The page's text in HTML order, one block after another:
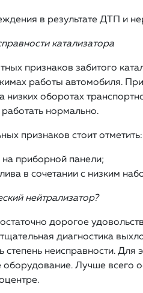
в результате ДТП и
катализатора
признаков забитого
работы автомобиля.
низких оборотах
нормально.
признаков стоит отметить:
приборной панели;
в сочетании с низким
нейтрализатор?
дорогое
диагностика
неисправности. Для
Лучше всего